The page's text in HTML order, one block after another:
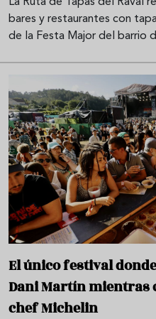
bares y restaurantes con
de la Festa Major del barrio
El único festival
Dani Martín mientras
chef Michelin